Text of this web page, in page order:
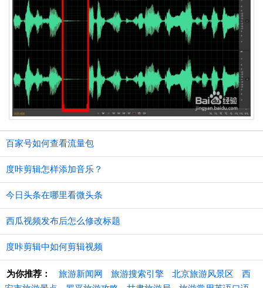
百家号如何查看流量包
度咔剪辑怎样添加音乐？
今日头条在哪里看微头条
西瓜视频发布后怎么修改标题
度咔剪辑中如何剪辑视频
为你推荐： 旅游新闻网 旅游搜索引擎 北京旅游风景区
西